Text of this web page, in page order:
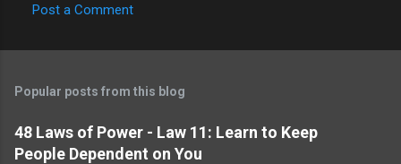
Post a Comment
Popular posts from this blog
48 Laws of Power - Law 11: Learn to Keep
People Dependent on You